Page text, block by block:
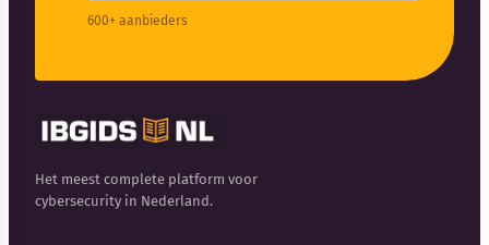
600+ aanbieders
Het meest complete platform voor
cybersecurity in Nederland.